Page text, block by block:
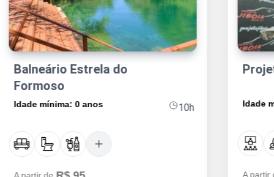
Projeto Jibóia
Idade mínima: 0 anos 2h
A partir de R$ 80
Idade
A partir